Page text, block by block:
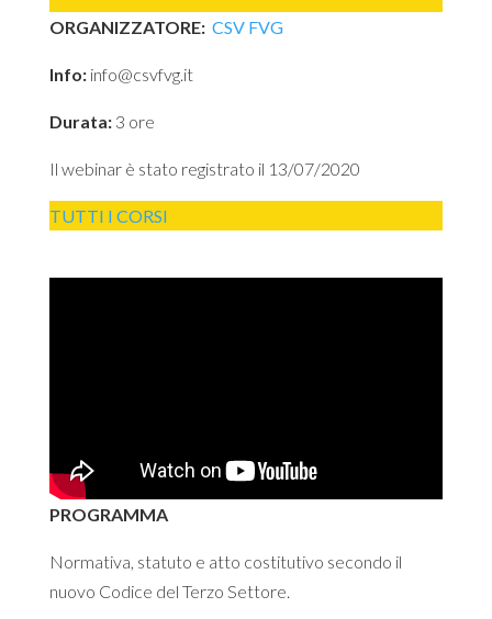
ORGANIZZATORE: CSV FVG
Info:info@csvfvg.it
Durata:3 ore
Il webinar è stato registrato il 13/07/2020
TUTTI I CORSI
PROGRAMMA
Normativa, statuto e atto costitutivo secondo il
nuovo Codice del Terzo Settore.